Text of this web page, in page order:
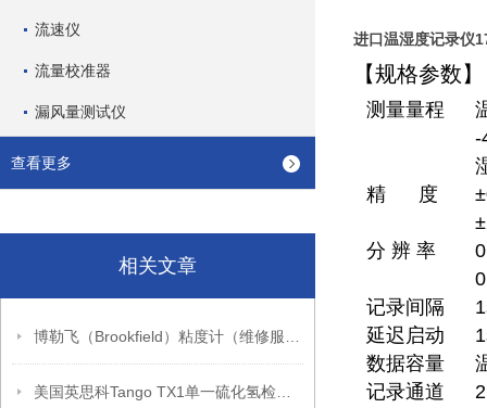
流速仪
流量校准器
漏风量测试仪
查看更多
相关文章
进口温湿度记录仪
【规格参数】
测量量程
-
精 度
分 辨 率
记录间隔
延迟启动
数据容量
记录通道